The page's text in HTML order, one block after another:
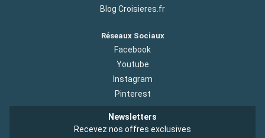
Blog Croisieres.fr
Réseaux Sociaux
Facebook
Youtube
Instagram
Pinterest
Newsletters
Recevez nos offres exclusives